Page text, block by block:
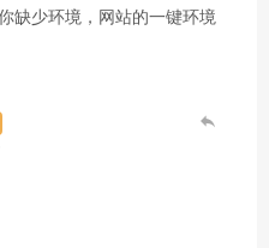
缺少环境，网站的一键环境